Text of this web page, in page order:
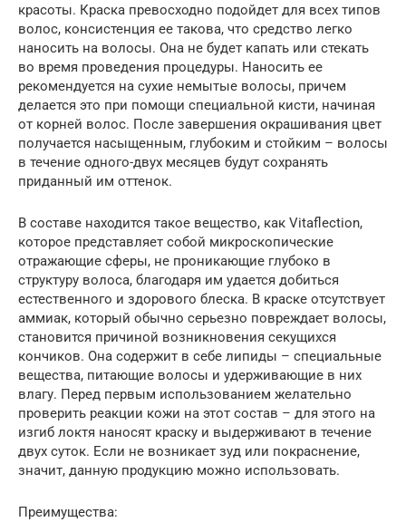
красоты. Краска превосходно подойдет для всех типов
волос, консистенция ее такова, что средство легко
наносить на волосы. Она не будет капать или стекать
во время проведения процедуры. Наносить ее
рекомендуется на сухие немытые волосы, причем
делается это при помощи специальной кисти, начиная
от корней волос. После завершения окрашивания цвет
получается насыщенным, глубоким и стойким – волосы
в течение одного-двух месяцев будут сохранять
приданный им оттенок.
В составе находится такое вещество, как Vitaflection,
которое представляет собой микроскопические
отражающие сферы, не проникающие глубоко в
структуру волоса, благодаря им удается добиться
естественного и здорового блеска. В краске отсутствует
аммиак, который обычно серьезно повреждает волосы,
становится причиной возникновения секущихся
кончиков. Она содержит в себе липиды – специальные
вещества, питающие волосы и удерживающие в них
влагу. Перед первым использованием желательно
проверить реакции кожи на этот состав – для этого на
изгиб локтя наносят краску и выдерживают в течение
двух суток. Если не возникает зуд или покраснение,
значит, данную продукцию можно использовать.
Преимущества: